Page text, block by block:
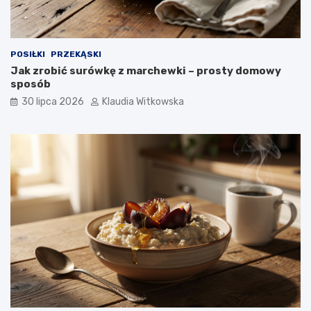
POSIŁKI PRZEKĄSKI
Jak zrobić surówkę z marchewki – prosty domowy
sposób
30 lipca 2026 Klaudia Witkowska